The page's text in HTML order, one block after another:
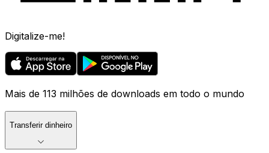
Digitalize-me!
Mais de 113 milhões de downloads em todo o mundo
Transferir dinheiro